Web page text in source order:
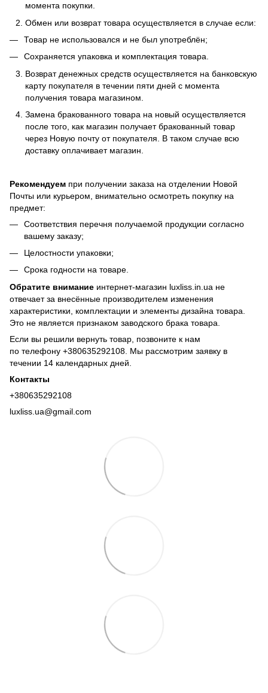
момента покупки.
Обмен или возврат товара осуществляется в случае если:
Товар не использовался и не был употреблён;
Сохраняется упаковка и комплектация товара.
Возврат денежных средств осуществляется на банковскую
карту покупателя в течении пяти дней с момента
получения товара магазином.
Замена бракованного товара на новый осуществляется
после того, как магазин получает бракованный товар
через Новую почту от покупателя. В таком случае всю
доставку оплачивает магазин.
Рекомендуем при получении заказа на отделении Новой
Почты или курьером, внимательно осмотреть покупку на
предмет:
Соответствия перечня получаемой продукции согласно
вашему заказу;
Целостности упаковки;
Срока годности на товаре.
Обратите внимание интернет-магазин luxliss.in.ua не
отвечает за внесённые производителем изменения
характеристики, комплектации и элементы дизайна товара.
Это не является признаком заводского брака товара.
Если вы решили вернуть товар, позвоните к нам
по телефону +380635292108 . Мы рассмотрим заявку в
течении 14 календарных дней.
Контакты
+380635292108
luxliss.ua@gmail.com